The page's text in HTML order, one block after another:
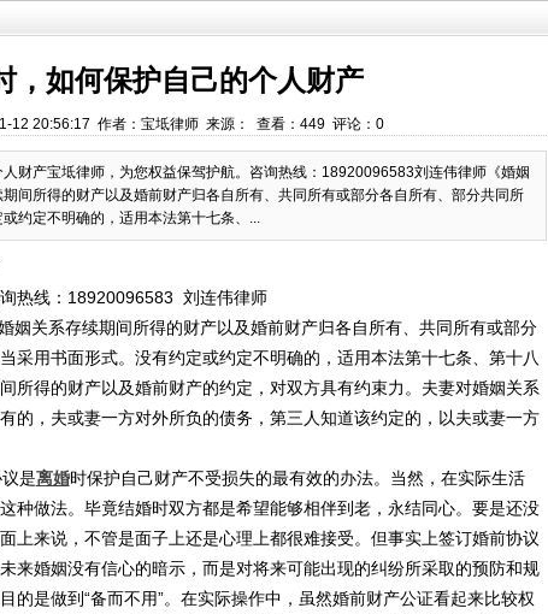
，如何保护自己的个人财产
12 20:56:17 作者：宝坻律师 来源： 查看： 449 评论： 0
财产宝坻律师，为您权益保驾护航。咨询热线：18920096583刘连伟律师《婚姻
间所得的财产以及婚前财产归各自所有、共同所有或部分各自所有、部分共同所
约定不明确的，适用本法第十七条、...
热线：18920096583 刘连伟律师
姻关系存续期间所得的财产以及婚前财产归各自所有、共同所有或部分
采用书面形式。没有约定或约定不明确的，适用本法第十七条、第十八
所得的财产以及婚前财产的约定，对双方具有约束力。夫妻对婚姻关系
的，夫或妻一方对外所负的债务，第三人知道该约定的，以夫或妻一方
是离婚时保护自己财产不受损失的最有效的办法。当然，在实际生活
种做法。毕竟结婚时双方都是希望能够相伴到老，永结同心。要是还没
上来说，不管是面子上还是心理上都很难接受。但事实上签订婚前协议
来婚姻没有信心的暗示，而是对将来可能出现的纠纷所采取的预防和规
的是做到“备而不用”。在实际操作中，虽然婚前财产公证看起来比较权